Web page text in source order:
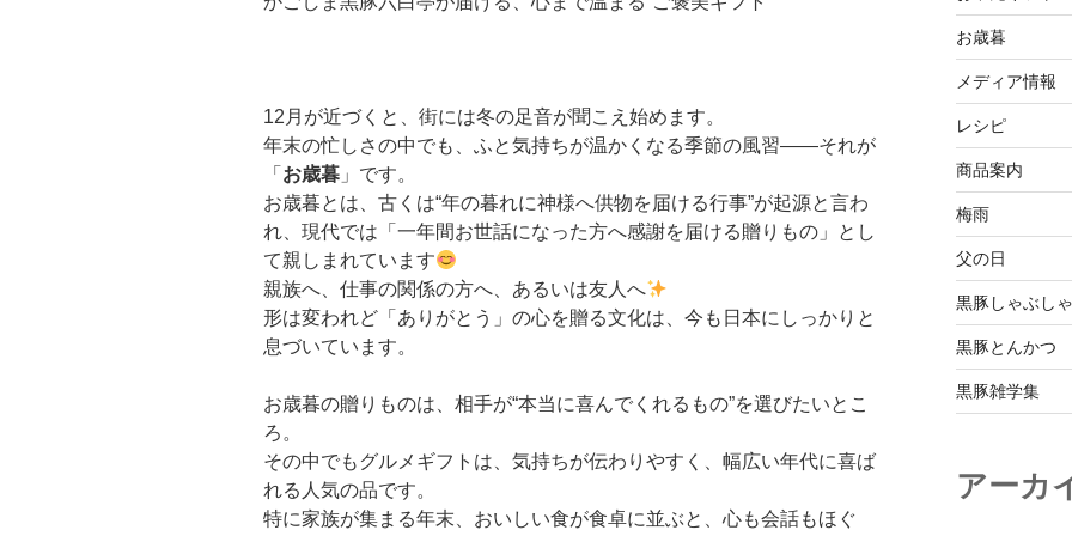
12月が近づくと、街には冬の足音が聞こえ始めます。
年末の忙しさの中でも、ふと気持ちが温かくなる季節の風習――それが
「 お歳暮 」です。
お歳暮とは、古くは“年の暮れに神様へ供物を届ける行事”が起源と言わ
れ、現代では「一年間お世話になった方へ感謝を届ける贈りもの」とし
て親しまれています
親族へ、仕事の関係の方へ、あるいは友人へ
形は変われど「ありがとう」の心を贈る文化は、今も日本にしっかりと
息づいています。
お歳暮の贈りものは、相手が“本当に喜んでくれるもの”を選びたいとこ
ろ。
その中でもグルメギフトは、気持ちが伝わりやすく、幅広い年代に喜ば
れる人気の品です。
特に家族が集まる年末、おいしい食が食卓に並ぶと、心も会話もほぐ
お歳暮
メディア情報
レシピ
商品案内
梅雨
父の日
黒豚しゃぶし
黒豚とんかつ
黒豚雑学集
アーカ